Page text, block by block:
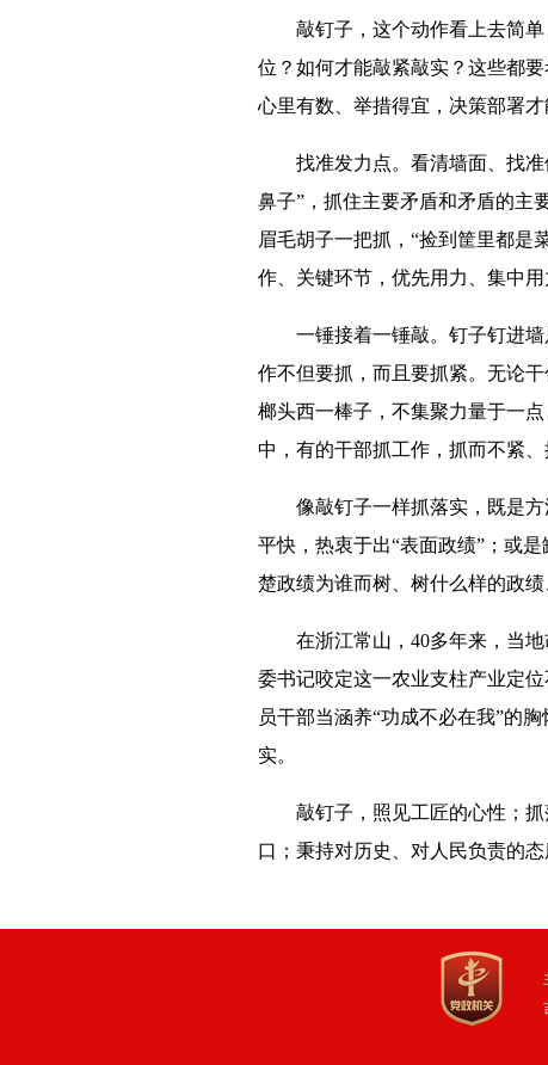
敲钉子，这个动作看上去简
位？如何才能敲紧敲实？这些都
心里有数、举措得宜，决策部署
找准发力点。看清墙面、找
鼻子”，抓住主要矛盾和矛盾的主
眉毛胡子一把抓，“捡到筐里都是
作、关键环节，优先用力、集中
一锤接着一锤敲。钉子钉进
作不但要抓，而且要抓紧。无论
榔头西一棒子，不集聚力量于一
中，有的干部抓工作，抓而不紧
像敲钉子一样抓落实，既是
平快，热衷于出“表面政绩”；或
楚政绩为谁而树、树什么样的政
在浙江常山，40多年来，当
委书记咬定这一农业支柱产业定
员干部当涵养“功成不必在我”的
实。
敲钉子，照见工匠的心性；
口；秉持对历史、对人民负责的